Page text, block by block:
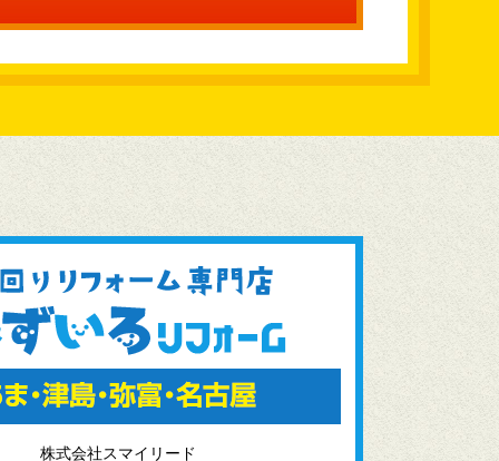
株式会社スマイリード